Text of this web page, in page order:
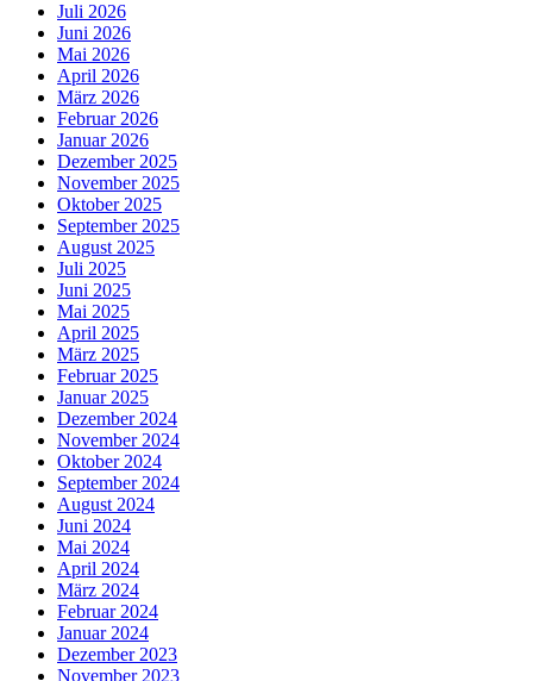
Juli 2026
Juni 2026
Mai 2026
April 2026
März 2026
Februar 2026
Januar 2026
Dezember 2025
November 2025
Oktober 2025
September 2025
August 2025
Juli 2025
Juni 2025
Mai 2025
April 2025
März 2025
Februar 2025
Januar 2025
Dezember 2024
November 2024
Oktober 2024
September 2024
August 2024
Juni 2024
Mai 2024
April 2024
März 2024
Februar 2024
Januar 2024
Dezember 2023
November 2023